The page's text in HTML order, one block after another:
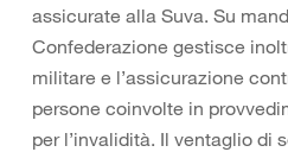
assicurate alla Suva. Su
Confederazione gestisce
militare e l’assicurazione
persone coinvolte in
per l’invalidità. Il ventaglio di